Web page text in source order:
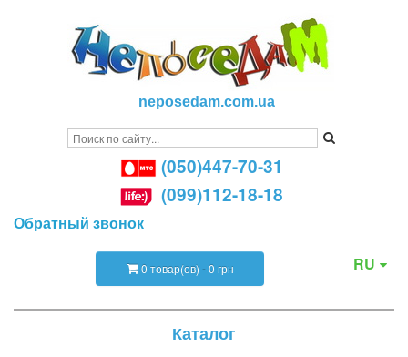
neposedam.com.ua
(050)447-70-31
(099)112-18-18
Обратный звонок
RU
0 товар(ов) - 0 грн
Каталог